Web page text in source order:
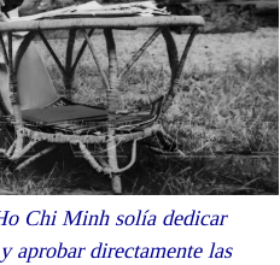
Chi Minh solía dedicar
aprobar directamente las